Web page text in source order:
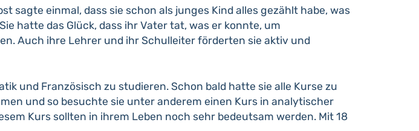
einmal, dass sie schon als junges Kind alles gezählt habe, was
hatte das Glück, dass ihr Vater tat, was er konnte, um
Auch ihre Lehrer und ihr Schulleiter förderten sie aktiv und
und Französisch zu studieren. Schon bald hatte sie alle Kurse zu
und so besuchte sie unter anderem einen Kurs in analytischer
Kurs sollten in ihrem Leben noch sehr bedeutsam werden. Mit 18